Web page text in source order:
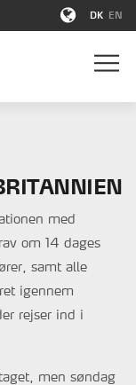
DK EN
med
om 14 dages
samt alle
igennem
rejser ind i
men søndag